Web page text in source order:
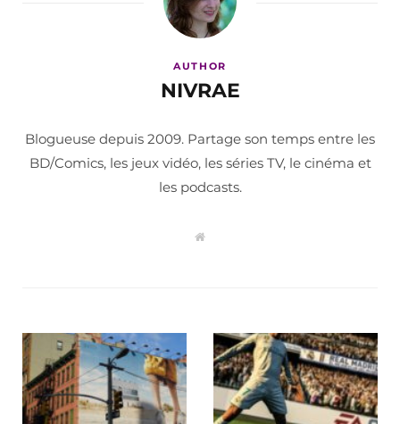
AUTHOR
NIVRAE
Blogueuse depuis 2009. Partage son temps entre les
BD/Comics, les jeux vidéo, les séries TV, le cinéma et
les podcasts.
W